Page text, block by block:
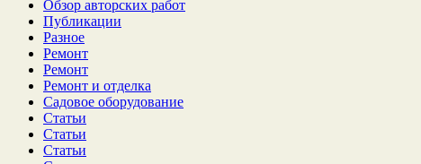
Обзор авторских работ
Публикации
Разное
Ремонт
Ремонт
Ремонт и отделка
Садовое оборудование
Статьи
Статьи
Статьи